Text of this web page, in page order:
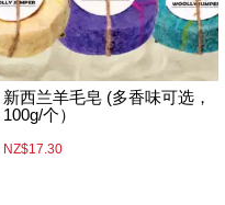
新西兰羊毛皂 (多香味可选，
100g/个）
NZ$17.30